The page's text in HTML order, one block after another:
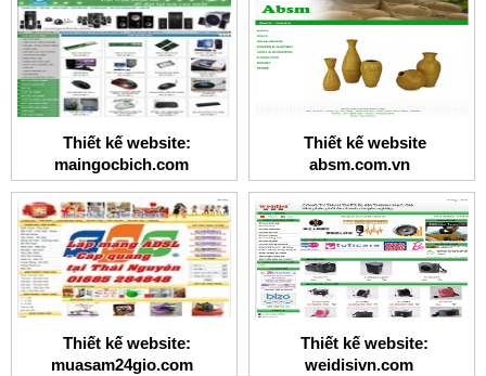
Thiết kế website:
maingocbich.com
Thiết kế website
absm.com.vn
Thiết kế website:
muasam24gio.com
Thiết kế website:
weidisivn.com